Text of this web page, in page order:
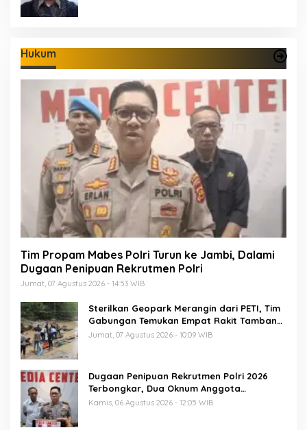
Hukum
Tim Propam Mabes Polri Turun ke Jambi, Dalami
Dugaan Penipuan Rekrutmen Polri
Jumat, 07 Agustus 2026 - 14:53 WIB
Sterilkan Geopark Merangin dari PETI, Tim
Gabungan Temukan Empat Rakit Tambang
Ilegal
Jumat, 07 Agustus 2026 - 10:09 WIB
Dugaan Penipuan Rekrutmen Polri 2026
Terbongkar, Dua Oknum Anggota
Diamankan Propam Polda Jambi
Kamis, 06 Agustus 2026 - 12:05 WIB